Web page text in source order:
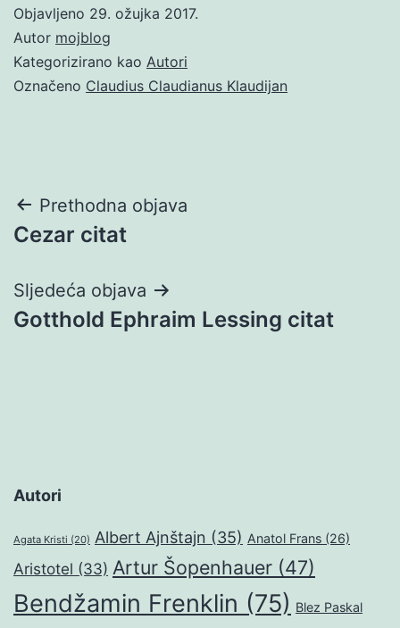
Objavljeno 29. ožujka 2017.
Autor mojblog
Kategorizirano kao Autori
Označeno Claudius Claudianus Klaudijan
Navigacija
objava
Prethodna objava
Cezar citat
Sljedeća objava
Gotthold Ephraim Lessing citat
Autori
Agata Kristi (20) Albert Ajnštajn (35) Anatol Frans (26)
Aristotel (33) Artur Šopenhauer (47)
Bendžamin Frenklin (75) Blez Paskal